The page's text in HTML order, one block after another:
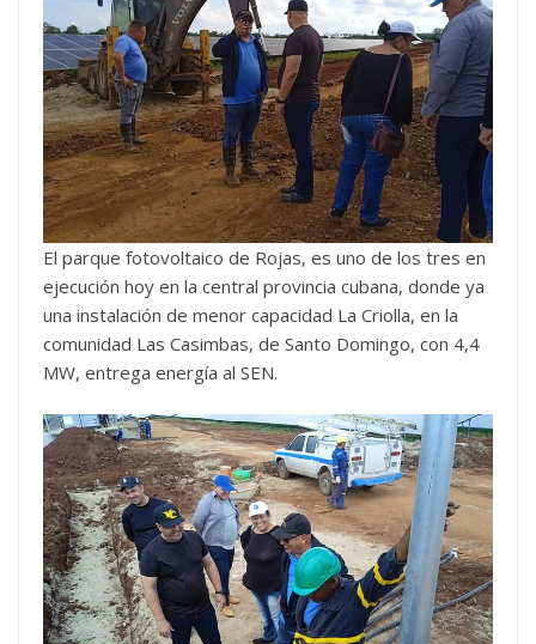
El parque fotovoltaico de Rojas, es uno de los tres en
ejecución hoy en la central provincia cubana, donde ya
una instalación de menor capacidad La Criolla, en la
comunidad Las Casimbas, de Santo Domingo, con 4,4
MW, entrega energía al SEN.